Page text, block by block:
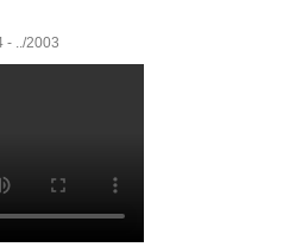
- ../2003